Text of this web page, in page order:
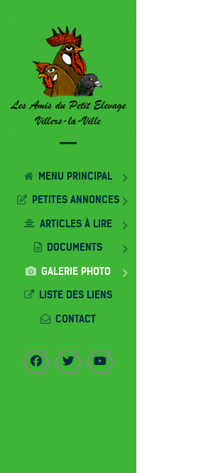
MENU PRINCIPAL
PETITES ANNONCES
ARTICLES À LIRE
DOCUMENTS
GALERIE PHOTO
LISTE DES LIENS
CONTACT